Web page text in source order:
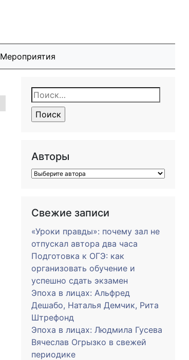
Мероприятия
Найти:
Авторы
Свежие записи
«Уроки правды»: почему зал не
отпускал автора два часа
Подготовка к ОГЭ: как
организовать обучение и
успешно сдать экзамен
Эпоха в лицах: Альфред
Дешабо, Наталья Демчик, Рита
Штрефонд
Эпоха в лицах: Людмила Гусева
Вячеслав Огрызко в свежей
периодике